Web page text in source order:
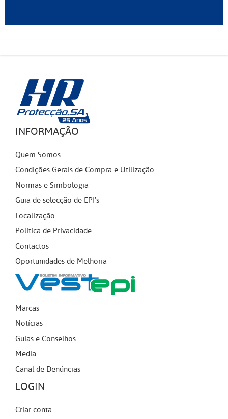
INFORMAÇÃO
Quem Somos
Condições Gerais de Compra e Utilização
Normas e Simbologia
Guia de selecção de EPI's
Localização
Política de Privacidade
Contactos
Oportunidades de Melhoria
Marcas
Notícias
Guias e Conselhos
Media
Canal de Denúncias
LOGIN
Criar conta